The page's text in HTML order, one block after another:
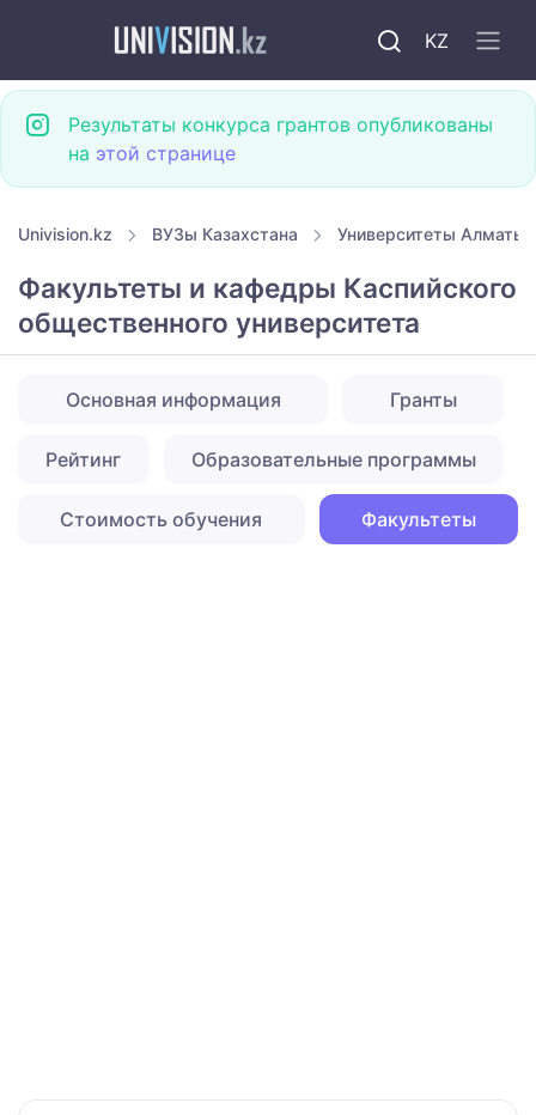
KZ
Результаты конкурса грантов опубликованы
на этой странице
Univision.kz ВУЗы Казахстана Университеты Алматы
Факультеты и кафедры Каспийского
общественного университета
Основная информация Гранты
Рейтинг Образовательные программы
Стоимость обучения Факультеты